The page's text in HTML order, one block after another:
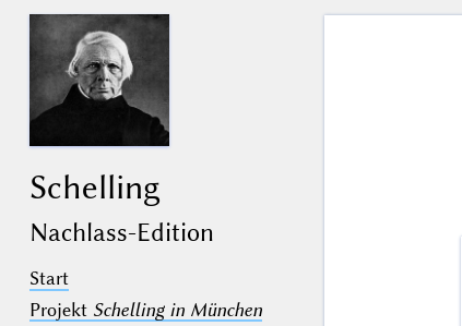
Schelling
Nachlass-Edition
Start
Projekt Schelling in München